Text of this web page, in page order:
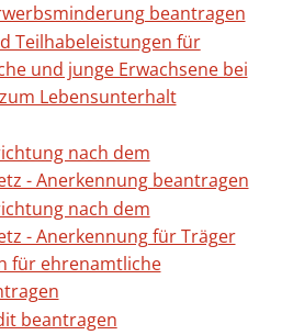
beantragen
Teilhabeleistungen für
und junge Erwachsene bei
Lebensunterhalt
nach dem
- Anerkennung beantragen
nach dem
- Anerkennung für Träger
für ehrenamtliche
beantragen